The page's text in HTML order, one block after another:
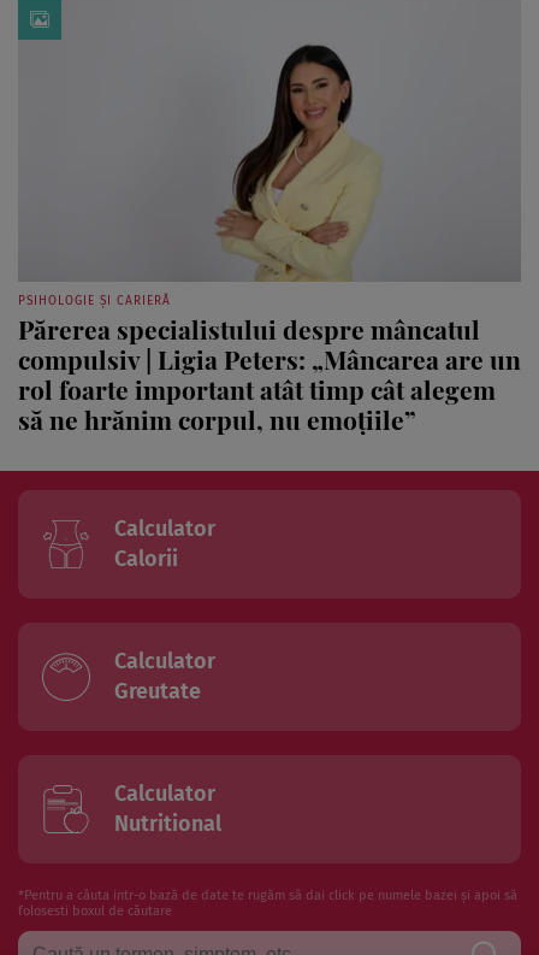
PSIHOLOGIE ȘI CARIERĂ
Părerea specialistului despre mâncatul
compulsiv | Ligia Peters: „Mâncarea are un
rol foarte important atât timp cât alegem
să ne hrănim corpul, nu emoțiile”
Calculator
Calorii
Calculator
Greutate
Calculator
Nutritional
*Pentru a căuta intr-o bază de date te rugăm să dai click pe numele bazei și apoi să
folosesti boxul de căutare